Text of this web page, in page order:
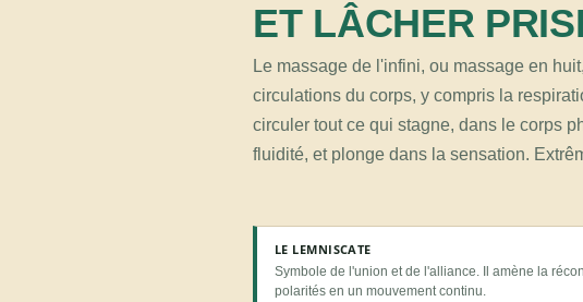
ET LÂCHER
Le massage de l'infini, ou massage en
circulations du corps, y compris la
circuler tout ce qui stagne, dans le corps
fluidité, et plonge dans la sensation.
LE LEMNISCATE
Symbole de l'union et de l'alliance. Il amène la
polarités en un mouvement continu.